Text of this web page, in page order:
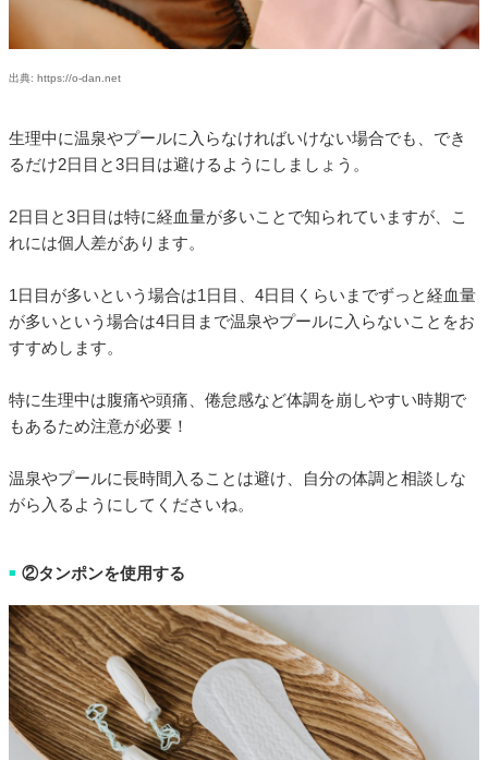
出典: https://o-dan.net
生理中に温泉やプールに入らなければいけない場合でも、でき
るだけ2日目と3日目は避けるようにしましょう。
2日目と3日目は特に経血量が多いことで知られていますが、こ
れには個人差があります。
1日目が多いという場合は1日目、4日目くらいまでずっと経血量
が多いという場合は4日目まで温泉やプールに入らないことをお
すすめします。
特に生理中は腹痛や頭痛、倦怠感など体調を崩しやすい時期で
もあるため注意が必要！
温泉やプールに長時間入ることは避け、自分の体調と相談しな
がら入るようにしてくださいね。
■ ②タンポンを使用する